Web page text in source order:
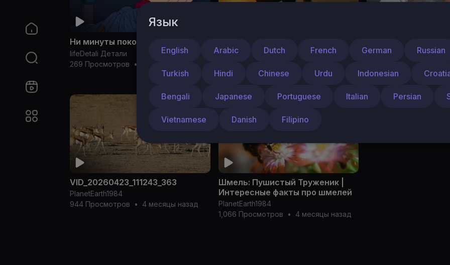
Ни минуты покоя 🫪
lifeDetali Детали
269 Просмотров
•
Свобода | Интересные факты
955 Просмотров • 4 месяцы назад
| Интересные
1,057 Просмотров • 4
VID_20260423_111243_363
PlanetEarth1984
944 Просмотров
• 4 месяцы назад
Шмель: Пушистый Труженик |
Интересные факты про шмелей
PlanetEarth1984
1,066 Просмотров
• 4 месяцы назад
Язык
English Arabic Dutch French German Russian
Turkish Hindi Chinese Urdu Indonesian
Bengali Japanese Portuguese Italian Persian
Vietnamese Danish Filipino